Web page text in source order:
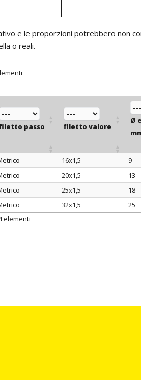
e le proporzioni potrebbero non
o reali.
passo filetto valore
Ø
passo filetto valore
Ø
16x1,5 9
20x1,5 13
25x1,5 18
32x1,5 25
elementi